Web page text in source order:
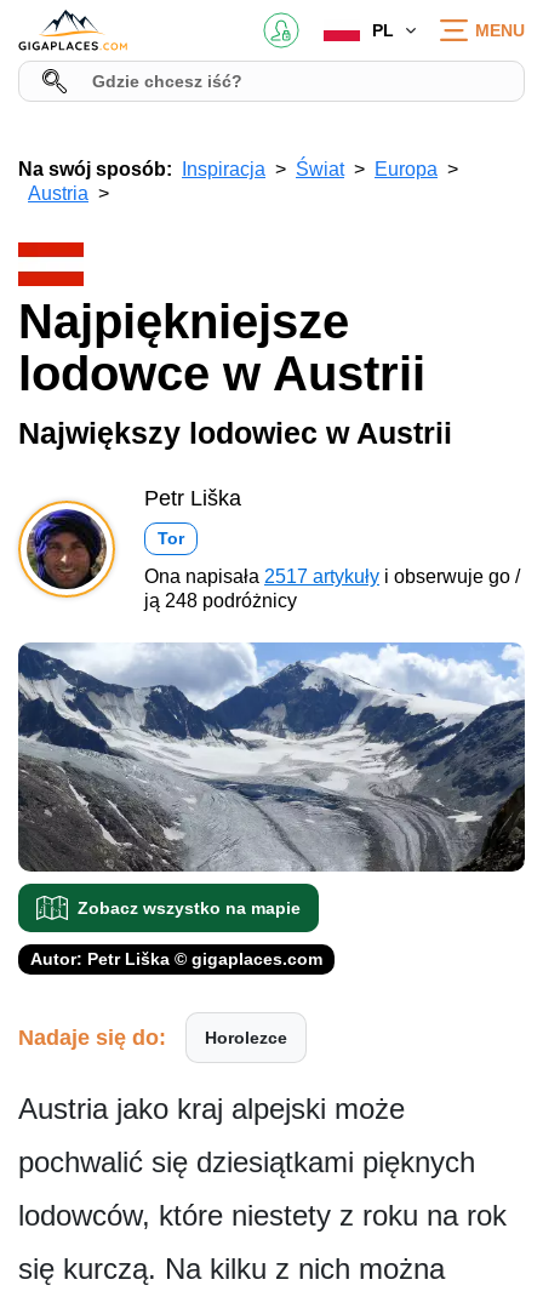
PL MENU
Na swój sposób: Inspiracja Świat
Europa
Austria
Najpiękniejsze
lodowce w Austrii
Największy lodowiec w Austrii
Petr Liška
Tor
Ona napisała 2517 artykuły i obserwuje go /
ją 248 podróżnicy
Zobacz wszystko na mapie
Autor: Petr Liška © gigaplaces.com
Nadaje się do: Horolezce
Austria jako kraj alpejski może
pochwalić się dziesiątkami pięknych
lodowców, które niestety z roku na rok
się kurczą. Na kilku z nich można